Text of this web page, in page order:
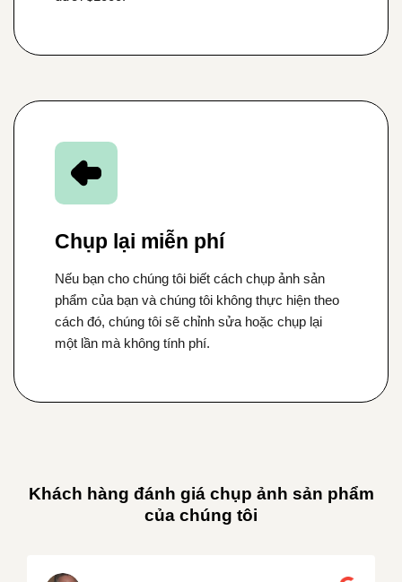
Chụp lại miễn phí
Nếu bạn cho chúng tôi biết cách chụp ảnh sản
phẩm của bạn và chúng tôi không thực hiện theo
cách đó, chúng tôi sẽ chỉnh sửa hoặc chụp lại
một lần mà không tính phí.
Khách hàng đánh giá chụp ảnh sản phẩm
của chúng tôi